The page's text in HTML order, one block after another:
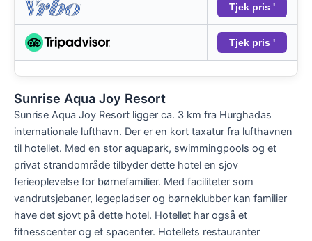
Tjek pris '
Tjek pris '
Sunrise Aqua Joy Resort
Sunrise Aqua Joy Resort ligger ca. 3 km fra Hurghadas
internationale lufthavn. Der er en kort taxatur fra lufthavnen
til hotellet. Med en stor aquapark, swimmingpools og et
privat strandområde tilbyder dette hotel en sjov
ferieoplevelse for børnefamilier. Med faciliteter som
vandrutsjebaner, legepladser og børneklubber kan familier
have det sjovt på dette hotel. Hotellet har også et
fitnesscenter og et spacenter. Hotellets restauranter